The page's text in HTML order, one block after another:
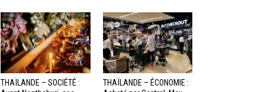
THAÏLANDE – SOCIÉTÉ :
THAÏLANDE – ÉCONOMIE :